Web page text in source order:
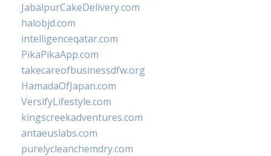
JabalpurCakeDelivery.com
halobjd.com
intelligenceqatar.com
PikaPikaApp.com
takecareofbusinessdfw.org
HamadaOfJapan.com
VersifyLifestyle.com
kingscreekadventures.com
antaeuslabs.com
purelycleanchemdry.com